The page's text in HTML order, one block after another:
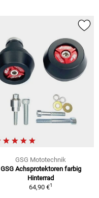
GSG Mototechnik
GSG Achsprotektoren farbig
Hinterrad
64,90 €1